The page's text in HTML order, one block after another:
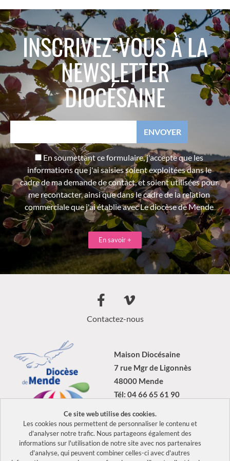
INSCRIVEZ-VOUS À LA
NEWSLETTER
DIOCÉSAINE
En soumettant ce formulaire, j'accepte que les
informations que j'ai saisies soient exploitées dans le
cadre de ma demande de contact, et soient utilisées pour
me recontacter, ainsi que dans le cadre de la relation
commerciale que j'ai établie avec Le diocèse de Mende
En savoir +
Contactez-nous
Maison Diocésaine
7 rue Mgr de Ligonnès
48000 Mende
Tél: 04 66 65 61 90
2026 Tous droits réservés Diocèse de Mende –Mentions légales
Politique de confidentialité
Ce site web utilise des cookies.
Les cookies nous permettent de personnaliser le contenu et
d'analyser notre trafic. Nous partageons également des
informations sur l'utilisation de notre site avec nos partenaires
d'analyse, qui peuvent combiner celles-ci avec d'autres